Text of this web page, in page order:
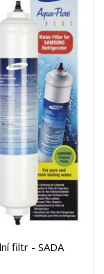
filtr - SADA